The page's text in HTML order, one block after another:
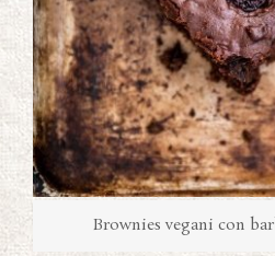
Brownies vegani con